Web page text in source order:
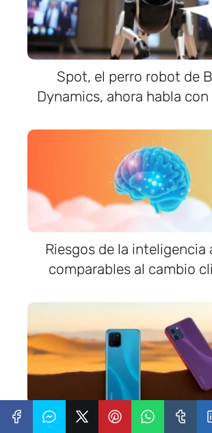
Spot, el perro robot de
Dynamics, ahora habla con
Riesgos de la
comparables al cambio
Xiaomi 14 y 14 Pro desafían